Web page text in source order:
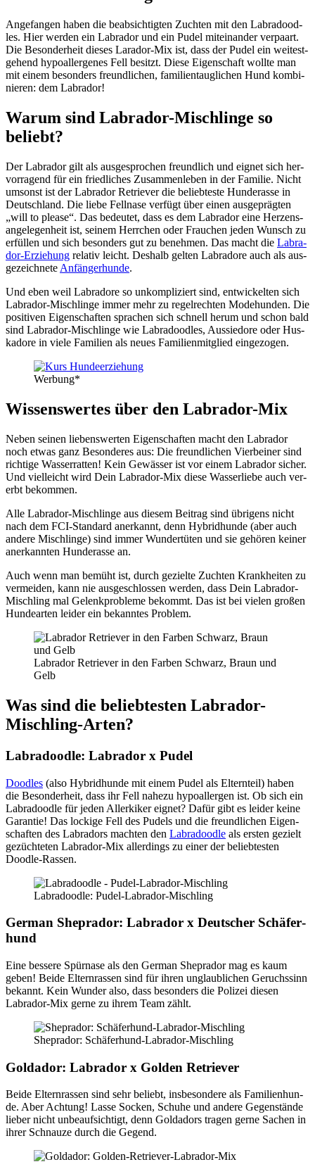
Ange­fan­gen haben die beab­sich­tig­ten Zuch­ten mit den Labra­dood­
les. Hier wer­den ein Labra­dor und ein Pudel mit­ein­an­der ver­paart.
Die Beson­der­heit die­ses Lara­dor-Mix ist, dass der Pudel ein wei­test­
ge­hend hypo­aller­ge­nes Fell besitzt. Die­se Eigen­schaft woll­te man
mit einem beson­ders freund­li­chen, fami­li­en­taug­li­chen Hund kom­bi­
nie­ren: dem Labra­dor!
War­um sind Labra­dor-Misch­lin­ge so
beliebt?
Der Labra­dor gilt als aus­ge­spro­chen freund­lich und eig­net sich her­
vor­ra­gend für ein fried­li­ches Zusam­men­le­ben in der Fami­lie. Nicht
umsonst ist der Labra­dor Retrie­ver die belieb­tes­te Hun­de­ras­se in
Deutsch­land. Die lie­be Fell­na­se ver­fügt über einen aus­ge­präg­ten
„will to plea­se“. Das bedeu­tet, dass es dem Labra­dor eine Her­zens­
an­ge­le­gen­heit ist, sei­nem Herr­chen oder Frau­chen jeden Wunsch zu
erfül­len und sich beson­ders gut zu beneh­men. Das macht die Labra­
dor-Erzie­hung rela­tiv leicht. Des­halb gel­ten Labra­do­re auch als aus­
ge­zeich­ne­te Anfän­ger­hun­de.
Und eben weil Labra­do­re so unkom­pli­ziert sind, ent­wi­ckel­ten sich
Labra­dor-Misch­lin­ge immer mehr zu regel­rech­ten Mode­hun­den. Die
posi­ti­ven Eigen­schaf­ten spra­chen sich schnell her­um und schon bald
sind Labra­dor-Misch­lin­ge wie Labra­dood­les, Aus­sie­do­re oder Hus­
ka­do­re in vie­le Fami­li­en als neu­es Fami­li­en­mit­glied ein­ge­zo­gen.
Wer­bung*
Wis­sens­wer­tes über den Labra­dor-Mix
Neben sei­nen lie­bens­wer­ten Eigen­schaf­ten macht den Labra­dor
noch etwas ganz Beson­de­res aus: Die freund­li­chen Vier­bei­ner sind
rich­ti­ge Was­ser­rat­ten! Kein Gewäs­ser ist vor einem Labra­dor sicher.
Und viel­leicht wird Dein Labra­dor-Mix die­se Was­ser­lie­be auch ver­
erbt bekom­men.
Alle Labra­dor-Misch­lin­ge aus die­sem Bei­trag sind übri­gens nicht
nach dem FCI-Stan­dard aner­kannt, denn Hybrid­hun­de (aber auch
ande­re Misch­lin­ge) sind immer Wun­der­tü­ten und sie gehö­ren kei­ner
aner­kann­ten Hun­de­ras­se an.
Auch wenn man bemüht ist, durch geziel­te Zuch­ten Krank­hei­ten zu
ver­mei­den, kann nie aus­ge­schlos­sen wer­den, dass Dein Labra­dor-
Misch­ling mal Gelenk­pro­ble­me bekommt. Das ist bei vie­len gro­ßen
Hun­de­ar­ten lei­der ein bekann­tes Pro­blem.
Labra­dor Retrie­ver in den Far­ben Schwarz, Braun und
Gelb
Was sind die belieb­tes­ten Labra­dor-
Misch­ling-Arten?
Labra­dood­le: Labra­dor x Pudel
Dood­les (also Hybrid­hun­de mit einem Pudel als Eltern­teil) haben
die Beson­der­heit, dass ihr Fell nahe­zu hypo­all­er­gen ist. Ob sich ein
Labra­dood­le für jeden Aller­ki­ker eig­net? Dafür gibt es lei­der kei­ne
Garan­tie! Das locki­ge Fell des Pudels und die freund­li­chen Eigen­
schaf­ten des Labra­dors mach­ten den Labra­dood­le als ers­ten gezielt
gezüch­te­ten Labra­dor-Mix aller­dings zu einer der belieb­tes­ten
Dood­le-Ras­sen.
Labra­dood­le: Pudel-Labra­dor-Misch­ling
Ger­man She­pra­dor: Labra­dor x Deut­scher Schä­fer­
hund
Eine bes­se­re Spür­na­se als den Ger­man She­pra­dor mag es kaum
geben! Bei­de Eltern­ras­sen sind für ihren unglaub­li­chen Geruchs­sinn
bekannt. Kein Wun­der also, dass beson­ders die Poli­zei die­sen
Labra­dor-Mix ger­ne zu ihrem Team zählt.
She­pra­dor: Schä­fer­hund-Labra­dor-Misch­ling
Gold­ador: Labra­dor x Gol­den Retrie­ver
Bei­de Eltern­ras­sen sind sehr beliebt, ins­be­son­de­re als Fami­li­en­hun­
de. Aber Ach­tung! Las­se Socken, Schu­he und ande­re Gegen­stän­de
lie­ber nicht unbe­auf­sich­tigt, denn Gold­adors tra­gen ger­ne Sachen in
ihrer Schnau­ze durch die Gegend.